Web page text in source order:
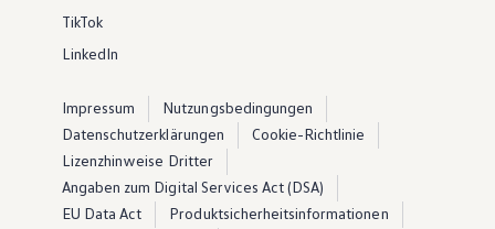
TikTok
LinkedIn
Impressum
Nutzungsbedingungen
Datenschutzerklärungen
Cookie-Richtlinie
Lizenzhinweise Dritter
Angaben zum Digital Services Act (DSA)
EU Data Act
Produktsicherheitsinformationen